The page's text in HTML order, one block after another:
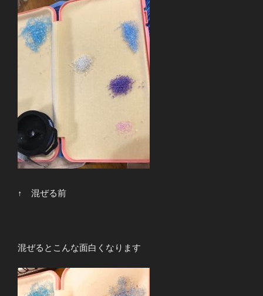
↑ 混ぜる前
混ぜるとこんな面白くなります